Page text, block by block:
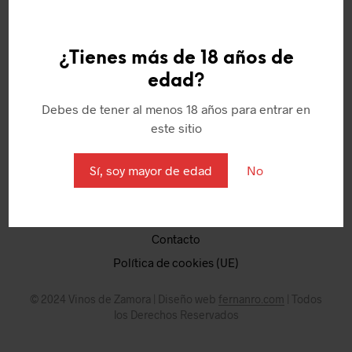
¿Tienes más de 18 años de
edad?
Debes de tener al menos 18 años para entrar en
este sitio
Sí, soy mayor de edad No
Política de Cookies
Términos y condiciones
Puntos
Contacto
Política de cookies (UE)
© 2024 Vinos de Zamora | Diseño web fernanro.com
| Todos
los Derechos Reservados